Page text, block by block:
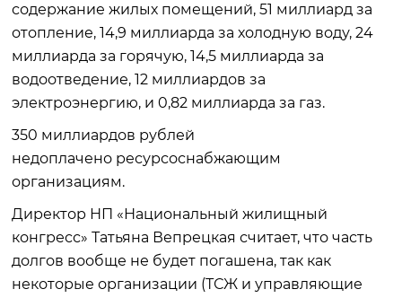
содержание жилых помещений, 51 миллиард за
отопление, 14,9 миллиарда за холодную воду, 24
миллиарда за горячую, 14,5 миллиарда за
водоотведение, 12 миллиардов за
электроэнергию, и 0,82 миллиарда за газ.
350 миллиардов рублей
недоплачено ресурсоснабжающим
организациям.
Директор НП «Национальный жилищный
конгресс» Татьяна Вепрецкая считает, что часть
долгов вообще не будет погашена, так как
некоторые организации (ТСЖ и управляющие